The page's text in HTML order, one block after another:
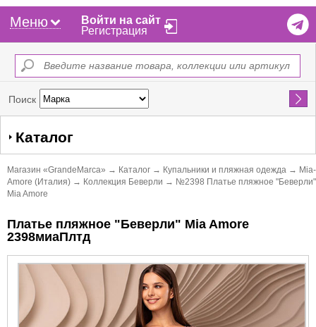
Меню
Войти на сайт
Регистрация
Поиск Найти
Каталог
Магазин «GrandeMarca» → Каталог → Купальники и пляжная одежда → Mia-
Amore (Италия) → Коллекция Беверли → №2398 Платье пляжное "Беверли"
Mia Amore
Платье пляжное "Беверли" Mia Amore
2398миаПлтд